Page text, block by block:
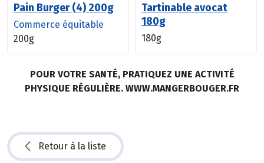
Pain Burger (4) 200g
Commerce équitable
200g
Tartinable avocat
180g
180g
POUR VOTRE SANTÉ, PRATIQUEZ UNE ACTIVITÉ
PHYSIQUE RÉGULIÈRE. WWW.MANGERBOUGER.FR
Retour à la liste